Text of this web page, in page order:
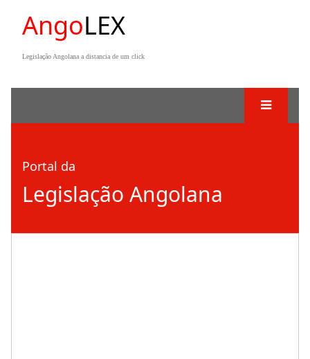
AngoLEX
Legislação Angolana a distancia de um click
Portal da
Legislação Angolana